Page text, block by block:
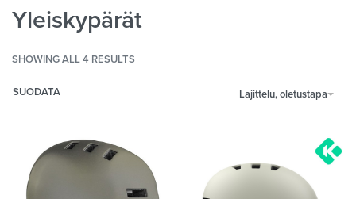
Yleiskypärät
SHOWING ALL 4 RESULTS
Lajittelu, oletustapa
SUODATA